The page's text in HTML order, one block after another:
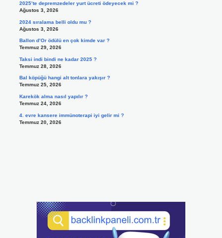
2025’te depremzedeler yurt ücreti ödeyecek mi ?
Ağustos 3, 2026
2024 sıralama belli oldu mu ?
Ağustos 3, 2026
Ballon d’Or ödülü en çok kimde var ?
Temmuz 29, 2026
Taksi indi bindi ne kadar 2025 ?
Temmuz 28, 2026
Bal köpüğü hangi alt tonlara yakışır ?
Temmuz 25, 2026
Karekök alma nasıl yapılır ?
Temmuz 24, 2026
4. evre kansere immünoterapi iyi gelir mi ?
Temmuz 20, 2026